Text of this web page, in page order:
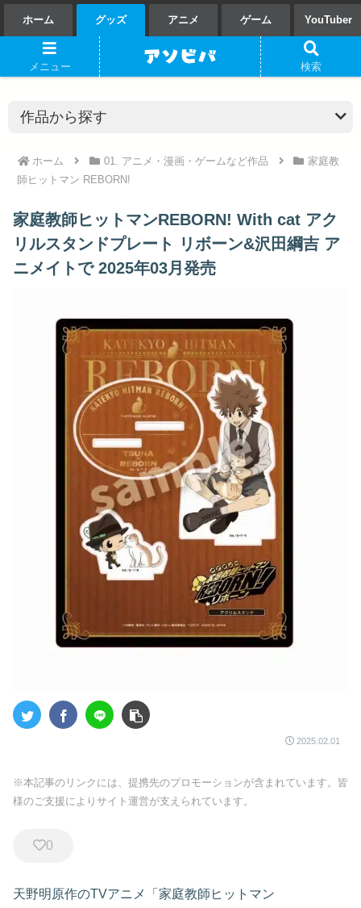
ホーム グッズ アニメ ゲーム YouTuber
ホーム 01. アニメ・漫画・ゲームなど作品
家庭教
師ヒットマン REBORN!
家庭教師ヒットマンREBORN! With cat アク
リルスタンドプレート リボーン&沢田綱吉 ア
ニメイトで 2025年03月発売
2025.02.01
※本記事のリンクには、提携先のプロモーションが含まれています。皆
様のご支援によりサイト運営が支えられています。
0
天野明原作のTVアニメ「家庭教師ヒットマン
メニュー 検索